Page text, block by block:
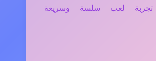
لعب سلسة وسريعة